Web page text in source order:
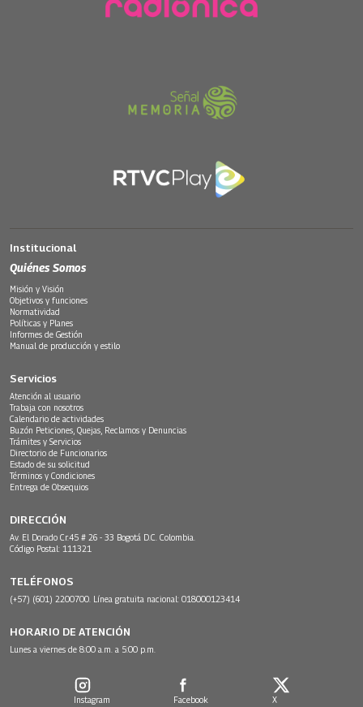
Institucional
Quiénes Somos
Misión y Visión
Objetivos y funciones
Normatividad
Políticas y Planes
Informes de Gestión
Manual de producción y estilo
Servicios
Atención al usuario
Trabaja con nosotros
Calendario de actividades
Buzón Peticiones, Quejas, Reclamos y Denuncias
Trámites y Servicios
Directorio de Funcionarios
Estado de su solicitud
Términos y Condiciones
Entrega de Obsequios
DIRECCIÓN
Av. El Dorado Cr.45 # 26 - 33 Bogotá D.C. Colombia.
Código Postal: 111321
TELÉFONOS
(+57) (601) 2200700. Línea gratuita nacional: 018000123414
HORARIO DE ATENCIÓN
Lunes a viernes de 8:00 a.m. a 5:00 p.m.
Instagram Facebook X